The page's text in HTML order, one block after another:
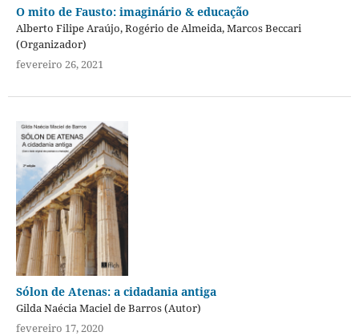
O mito de Fausto: imaginário & educação
Alberto Filipe Araújo, Rogério de Almeida, Marcos Beccari
(Organizador)
fevereiro 26, 2021
Sólon de Atenas: a cidadania antiga
Gilda Naécia Maciel de Barros (Autor)
fevereiro 17, 2020